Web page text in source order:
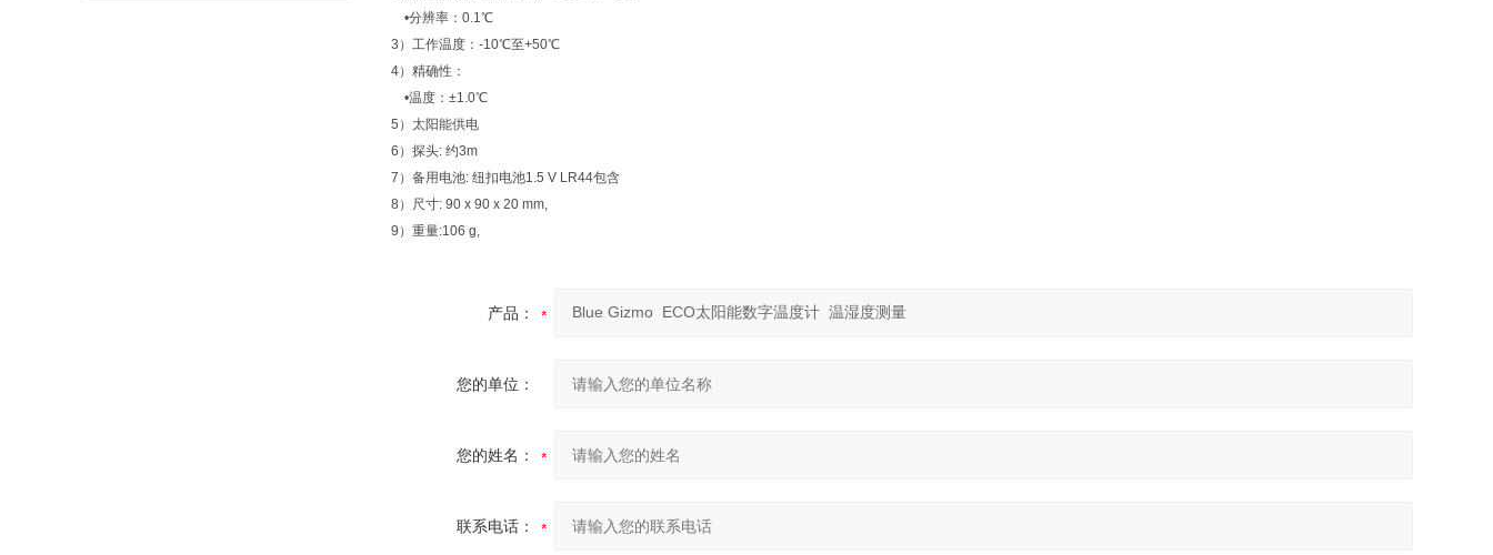
•分辨率：0.1℃
3）工作温度：-10℃至+50℃
4）精确性：
•温度：±1.0℃
5）太阳能供电
6）探头: 约3m
7）备用电池: 纽扣电池1.5 V LR44包含
8）尺寸: 90 x 90 x 20 mm,
9）重量:106 g,
产品：
您的单位：
您的姓名：
联系电话：